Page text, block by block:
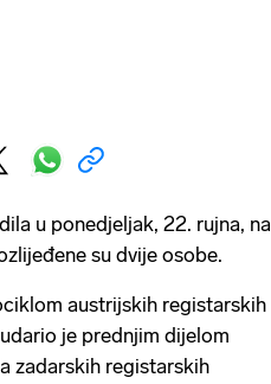
u ponedjeljak, 22. rujna, na
su dvije osobe.
austrijskih registarskih
je prednjim dijelom
zadarskih registarskih